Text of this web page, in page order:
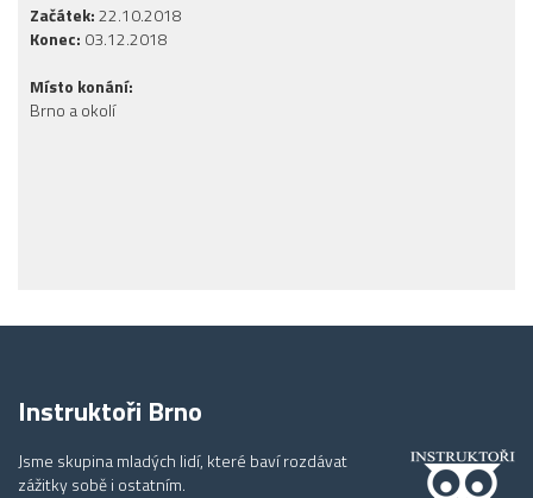
Začátek:22.10.2018
Konec: 03.12.2018
Místo konání:
Brno a okolí
Instruktoři Brno
Jsme skupina mladých lidí, které baví rozdávat
zážitky sobě i ostatním.